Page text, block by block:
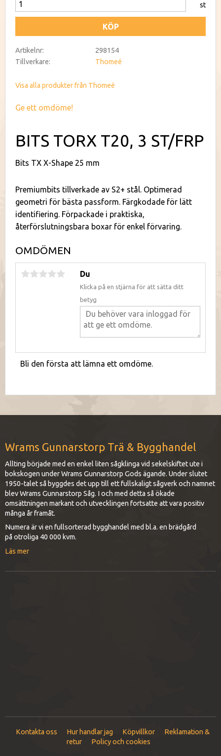
st
KÖP
Artikelnr
298154
Tillverkare
Thomeé
Visa alla produkter från Thomeé
Ge ett omdöme!
BITS TORX T20, 3 ST/FRP
Bits TX X-Shape 25 mm
Premiumbits tillverkade av S2+ stål. Optimerad
geometri för bästa passform. Färgkodade för lätt
identifiering. Förpackade i praktiska,
återförslutningsbara boxar för enkel förvaring.
OMDÖMEN
Du
Klicka på en stjärna för att sätta ditt
betyg
Bli den första att lämna ett omdöme.
Wrams Gunnarstorp Trä & Bygghandel
Allting började med en enkel liten sågklinga vid sekelskiftet ute i
bokskogen under Wrams Gunnarstorp Gods ägande. Under slutet
1950-talet så byggdes det upp till ett fullskaligt sågverk och namnet
blev Wrams Gunnarstorp Såg. I och med detta så ökade
omsättningen markant och utvecklingen fortsatte att vara positiv
många år framåt.
Numera är vi en fullsorterad bygghandel med bl.a. en brädgård
på otroliga 40 000 kvm.
Läs mer
Kontakta oss Hur handlar jag Köpvillkor
Reklamation &
retur
Policy och cookies